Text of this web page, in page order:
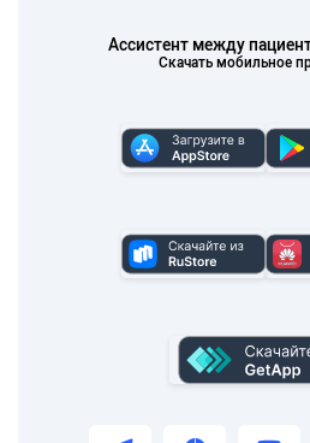
Ассистент между
Скачать мобильное